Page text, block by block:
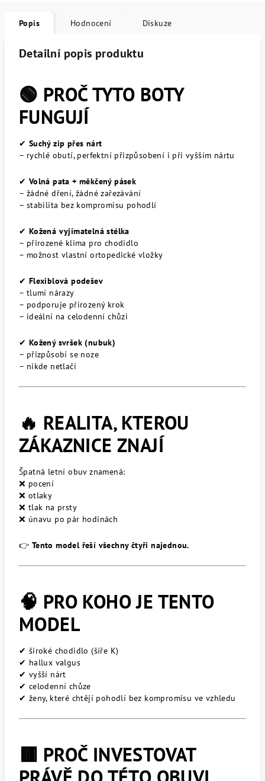
Popis Hodnocení Diskuze
Detailní popis produktu
🟢 PROČ TYTO BOTY
FUNGUJÍ
✔ Suchý zip přes nárt
– rychlé obutí, perfektní přizpůsobení i při vyšším nártu
✔ Volná pata + měkčený pásek
– žádné dření, žádné zařezávání
– stabilita bez kompromisu pohodlí
✔ Kožená vyjímatelná stélka
– přirozené klima pro chodidlo
– možnost vlastní ortopedické vložky
✔ Flexiblová podešev
– tlumí nárazy
– podporuje přirozený krok
– ideální na celodenní chůzi
✔ Kožený svršek (nubuk)
– přizpůsobí se noze
– nikde netlačí
🔥 REALITA, KTEROU
ZÁKAZNICE ZNAJÍ
Špatná letní obuv znamená:
❌ pocení
❌ otlaky
❌ tlak na prsty
❌ únavu po pár hodinách
👉 Tento model řeší všechny čtyři najednou.
🧠 PRO KOHO JE TENTO
MODEL
✔ široké chodidlo (šíře K)
✔ hallux valgus
✔ vyšší nárt
✔ celodenní chůze
✔ ženy, které chtějí pohodlí bez kompromisu ve vzhledu
🟥 PROČ INVESTOVAT